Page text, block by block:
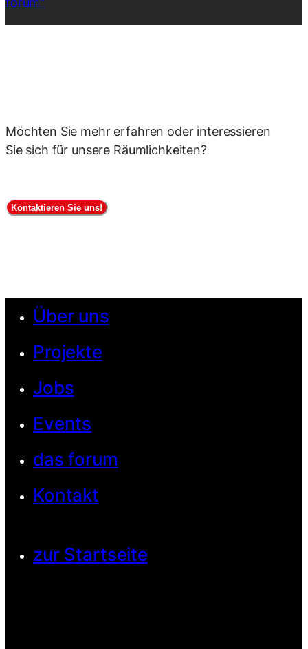
Möchten Sie mehr erfahren oder interessieren
Sie sich für unsere Räumlichkeiten?
Kontaktieren Sie uns!
Über uns
Projekte
Jobs
Events
das forum
Kontakt
zur Startseite